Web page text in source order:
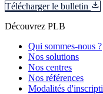
Télécharger le bulletin
Découvrez PLB
Qui sommes-nous ?
Nos solutions
Nos centres
Nos références
Modalités